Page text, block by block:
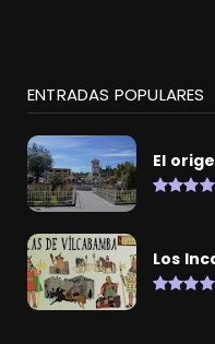
ENTRADAS POPULARES
El
Los